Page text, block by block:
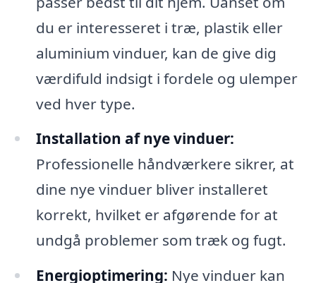
du er interesseret i træ, plastik eller
aluminium vinduer, kan de give dig
værdifuld indsigt i fordele og ulemper
ved hver type.
Installation af nye vinduer:
Professionelle håndværkere sikrer, at
dine nye vinduer bliver installeret
korrekt, hvilket er afgørende for at
undgå problemer som træk og fugt.
Energioptimering: Nye vinduer kan